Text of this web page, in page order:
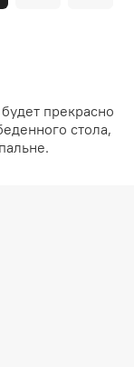
прекрасно
стола,